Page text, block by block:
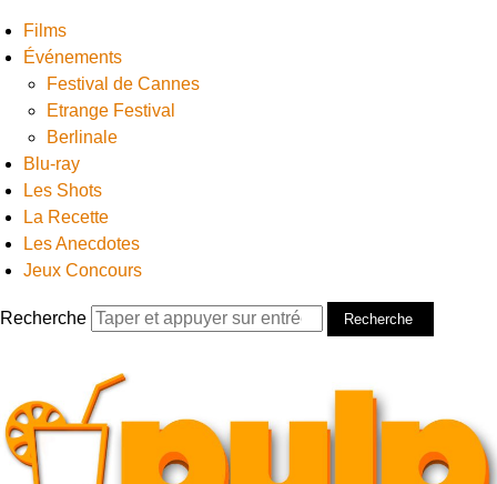
Films
Événements
Festival de Cannes
Etrange Festival
Berlinale
Blu-ray
Les Shots
La Recette
Les Anecdotes
Jeux Concours
Recherche